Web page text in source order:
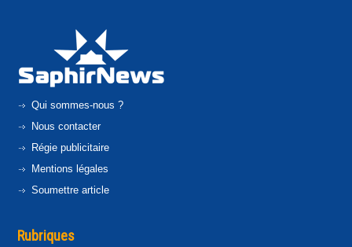
Qui sommes-nous ?
Nous contacter
Régie publicitaire
Mentions légales
Soumettre article
Rubriques